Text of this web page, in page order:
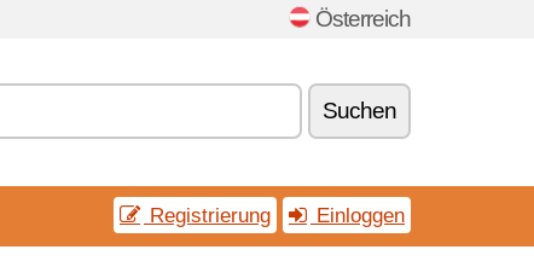
Österreich
Suchen
Registrierung Einloggen